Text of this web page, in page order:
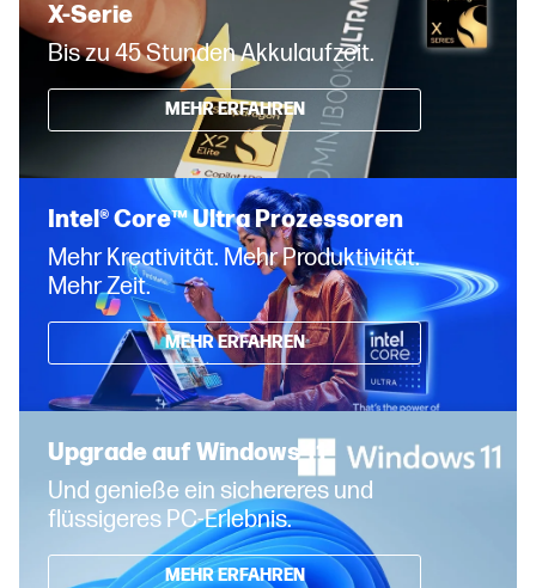
X-Serie
Bis zu 45 Stunden Akkulaufzeit.
MEHR ERFAHREN
Intel® Core™ Ultra Prozessoren
Mehr Kreativität. Mehr Produktivität.
Mehr Zeit.
MEHR ERFAHREN
Upgrade auf Windows 11
Und genieße ein sichereres und
flüssigeres PC-Erlebnis.
MEHR ERFAHREN